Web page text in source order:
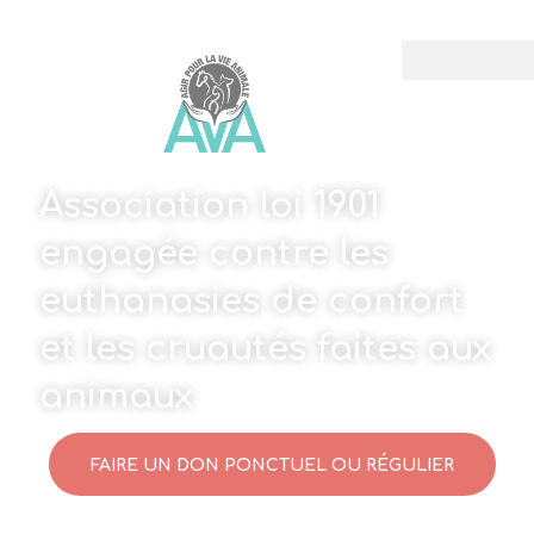
Association loi 1901
engagée contre les
euthanasies de confort
et les cruautés faites aux
animaux
FAIRE UN DON PONCTUEL OU RÉGULIER